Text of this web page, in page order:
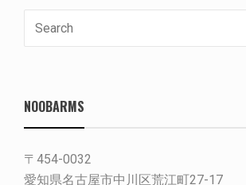
NOOBARMS
〒454-0032
愛知県名古屋市中川区荒江町27-17